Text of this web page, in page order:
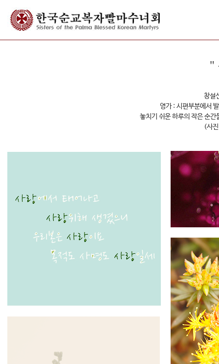
"
창설
영가 : 시편부분에서
놓치기 쉬운 하루의 작은 순
(사